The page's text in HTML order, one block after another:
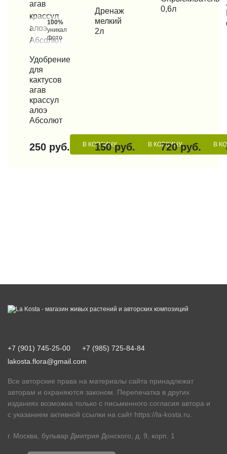
100%
уникальные
фото
КУПИТЬ В 1 КЛИК
Удобрение
для
кактусов
агав
крассул
алоэ
Абсолют
250 руб. В КОРЗИНУ
КУПИТЬ В 1 КЛИК
Дренаж
мелкий
2л
150 руб. В КОРЗИНУ
0,6л
720 руб. В
+7 (901) 745-25-00
+7 (985) 725-84-84
lakosta.flora@gmail.com
Все авторские права на материалы сайта принадлежат
авторам и охраняются законом. Перепечатка в других
изданиях возможна только с письменного согласия автора и
с указанием активной ссылки на сайт https://la-kosta.ru
г. Москва, бульвар Дмитрия Донского, д. 9, корп. 1